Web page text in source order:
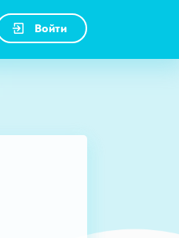
Войти